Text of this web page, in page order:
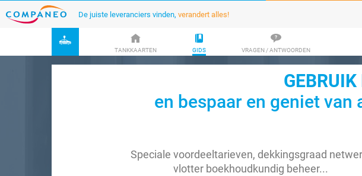
De juiste leveranciers vinden, verandert alles!
TANKKAARTEN GIDS VRAGEN / ANTWOORDEN
en bespaar en geniet
Speciale voordeeltarieven, dekkingsgraad
vlotter boekhoudkundig beheer...